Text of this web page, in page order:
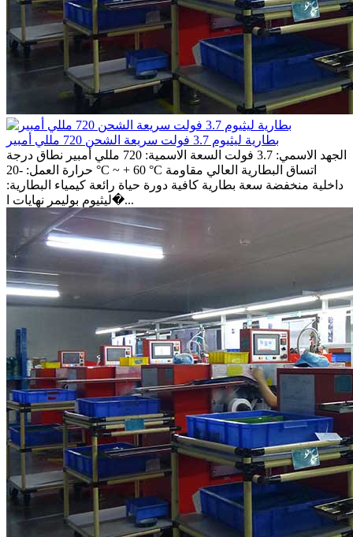
بطارية ليثيوم 3.7 فولت سريعة الشحن 720 مللي أمبير
الجهد الاسمي: 3.7 فولت السعة الاسمية: 720 مللي أمبير نطاق درجة
حرارة العمل: -20 °C ~ + 60 °C اتساق البطارية العالي مقاومة
داخلية منخفضة سعة بطارية كافية دورة حياة رائعة كيمياء البطارية:
ليثيوم بوليمر نهايات ا�...